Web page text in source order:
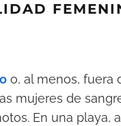
o, al menos, fuera
mujeres de
En una playa,